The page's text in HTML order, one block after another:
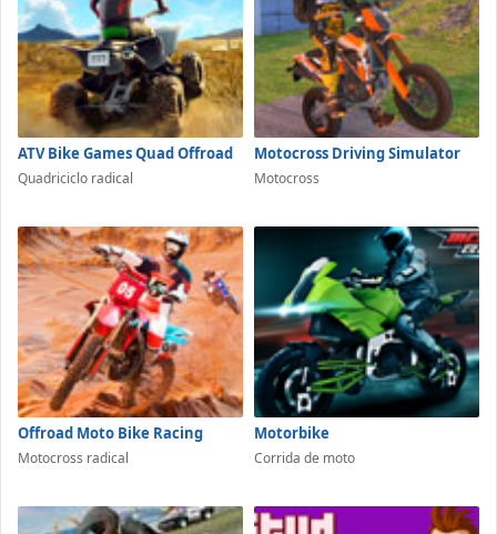
ATV Bike Games Quad Offroad
Quadriciclo radical
Motocross Driving Simulator
Motocross
Offroad Moto Bike Racing
Motocross radical
Motorbike
Corrida de moto